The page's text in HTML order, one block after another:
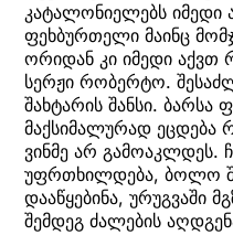
კატალონიელებს
ფეხბურთელი მაინც
ორიდან კი იმედი აქვთ
სერჟი რობერტო.
შახტარის შანსი.
მაქსიმალურად ეცდება
ვინმე არ გამოაკლდეს.
უფრთხილდება, ბოლო
დააწყებინა, ურუგვაში
შემდეგ ძალების